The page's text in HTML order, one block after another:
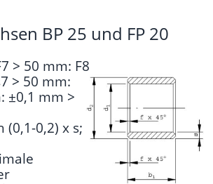
BP 25 und FP 20
> 50 mm: F8
> 50 mm:
±0,1 mm >
0,2) x s;